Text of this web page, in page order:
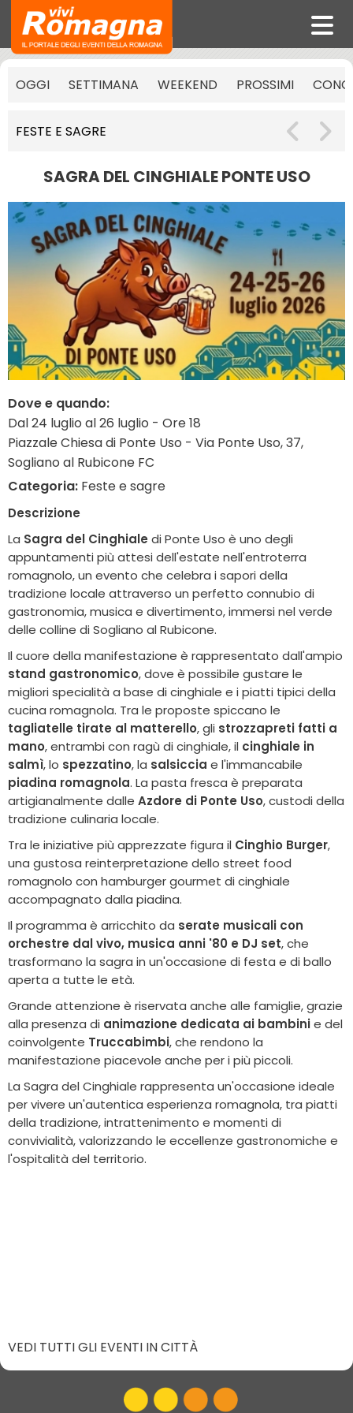
OGGI SETTIMANA WEEKEND PROSSIMI
FESTE E SAGRE
SAGRA DEL CINGHIALE PONTE USO
Dove e quando:
Dal 24 luglio al 26 luglio - Ore 18
Piazzale Chiesa di Ponte Uso - Via Ponte Uso, 37,
Sogliano al Rubicone FC
Categoria: Feste e sagre
Descrizione
La Sagra del Cinghiale di Ponte Uso è uno degli
appuntamenti più attesi dell'estate nell'entroterra
romagnolo, un evento che celebra i sapori della
tradizione locale attraverso un perfetto connubio di
gastronomia, musica e divertimento, immersi nel verde
delle colline di Sogliano al Rubicone.
Il cuore della manifestazione è rappresentato dall'ampio
stand gastronomico, dove è possibile gustare le
migliori specialità a base di cinghiale e i piatti tipici della
cucina romagnola. Tra le proposte spiccano le
tagliatelle tirate al matterello, gli strozzapreti fatti a
mano, entrambi con ragù di cinghiale, il cinghiale in
salmì, lo spezzatino, la salsiccia e l'immancabile
piadina romagnola. La pasta fresca è preparata
artigianalmente dalle Azdore di Ponte Uso, custodi della
tradizione culinaria locale.
Tra le iniziative più apprezzate figura il Cinghio Burger,
una gustosa reinterpretazione dello street food
romagnolo con hamburger gourmet di cinghiale
accompagnato dalla piadina.
Il programma è arricchito da serate musicali con
orchestre dal vivo, musica anni '80 e DJ set, che
trasformano la sagra in un'occasione di festa e di ballo
aperta a tutte le età.
Grande attenzione è riservata anche alle famiglie, grazie
alla presenza di animazione dedicata ai bambinie del
coinvolgente Truccabimbi, che rendono la
manifestazione piacevole anche per i più piccoli.
La Sagra del Cinghiale rappresenta un'occasione ideale
per vivere un'autentica esperienza romagnola, tra piatti
della tradizione, intrattenimento e momenti di
convivialità, valorizzando le eccellenze gastronomiche e
l'ospitalità del territorio.
VEDI TUTTI GLI EVENTI IN CITTÀ